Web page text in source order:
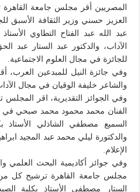
المصريين أقر مجلس جامعة القاهرة
العزيز حسني وزير الثقافة الأسبق
عبد الله عبد الفتاح التطاوي
الآداب، والدكتور عبد الستار عبد
للجائزة في مجال العلوم الاجتماعية.
وفي جائزة النيل للمبدعين العرب،
والشاعر خليفة الوقيان في مجال
وفي الجوائز التقديرية، اقر
الفنان محمد محمود محمد صبحي في
السميع مصطفي الشاذلي الأستاذ
والدكتورة ليلي محمد عبد المجيد
الإعلام.
وفي جوائز أكاديمية البحث العلمي
مجلس جامعة القاهرة ترشيح كل من:
الستار مصطفي الأستاذ بكلية